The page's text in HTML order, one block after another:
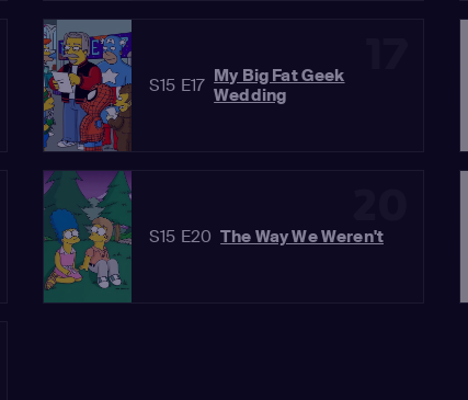
S15 E17 My Big Fat Geek
Wedding
S15 E20 The Way We Weren't